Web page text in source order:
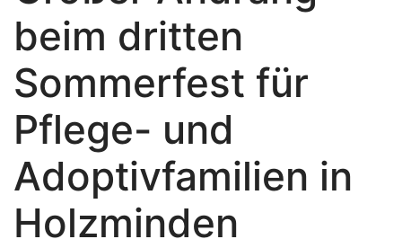
beim dritten
Sommerfest für
Pflege- und
Adoptivfamilien in
Holzminden